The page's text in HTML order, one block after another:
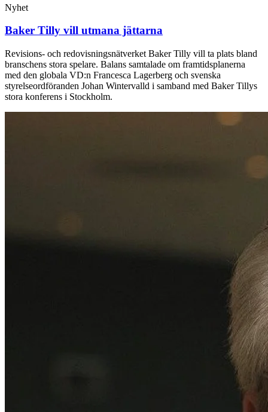
Nyhet
Baker Tilly vill utmana jättarna
Revisions- och redovisningsnätverket Baker Tilly vill ta plats bland
branschens stora spelare. Balans samtalade om framtidsplanerna
med den globala VD:n Francesca Lagerberg och svenska
styrelseordföranden Johan Wintervalld i samband med Baker Tillys
stora konferens i Stockholm.